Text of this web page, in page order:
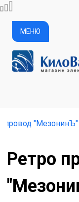
МЕНЮ
провод "МезонинЪ"
Ретро